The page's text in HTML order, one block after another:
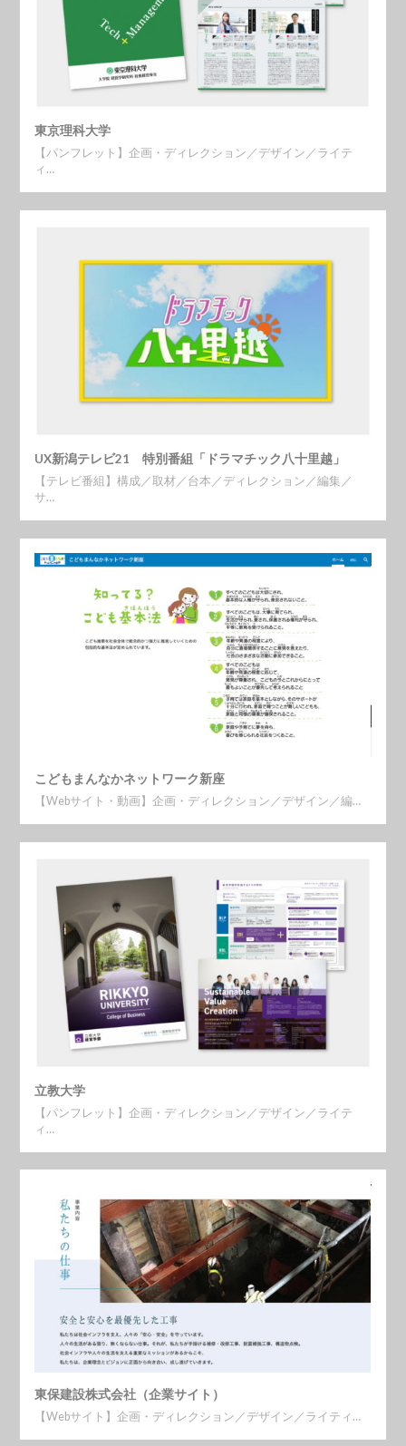
東京理科大学
【パンフレット】企画・ディレクション／デザイン／ライテ
ィ…
UX新潟テレビ21 特別番組「ドラマチック八十里越」
【テレビ番組】構成／取材／台本／ディレクション／編集／
サ…
こどもまんなかネットワーク新座
【Webサイト・動画】企画・ディレクション／デザイン／編…
立教大学
【パンフレット】企画・ディレクション／デザイン／ライテ
ィ…
東保建設株式会社（企業サイト）
【Webサイト】企画・ディレクション／デザイン／ライティ…